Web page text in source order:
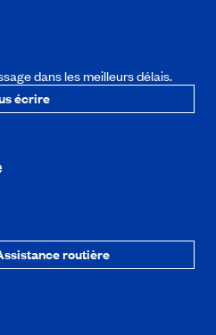
dans les meilleurs délais.
écrire
routière